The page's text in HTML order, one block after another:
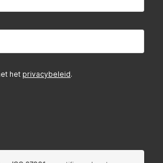
het privacybeleid.